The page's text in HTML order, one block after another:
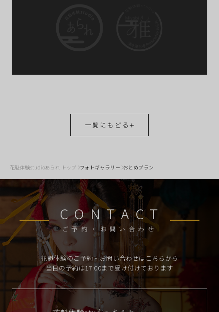
一覧にもどる
花魁体験studioあられ トップ フォトギャラリー おとめプラン
CONTACT
ご予約・お問い合わせ
花魁体験のご予約・お問い合わせはこちらから
当日の予約は17:00まで受け付けております